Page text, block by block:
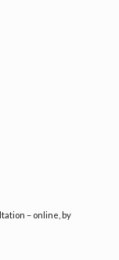
– online, by